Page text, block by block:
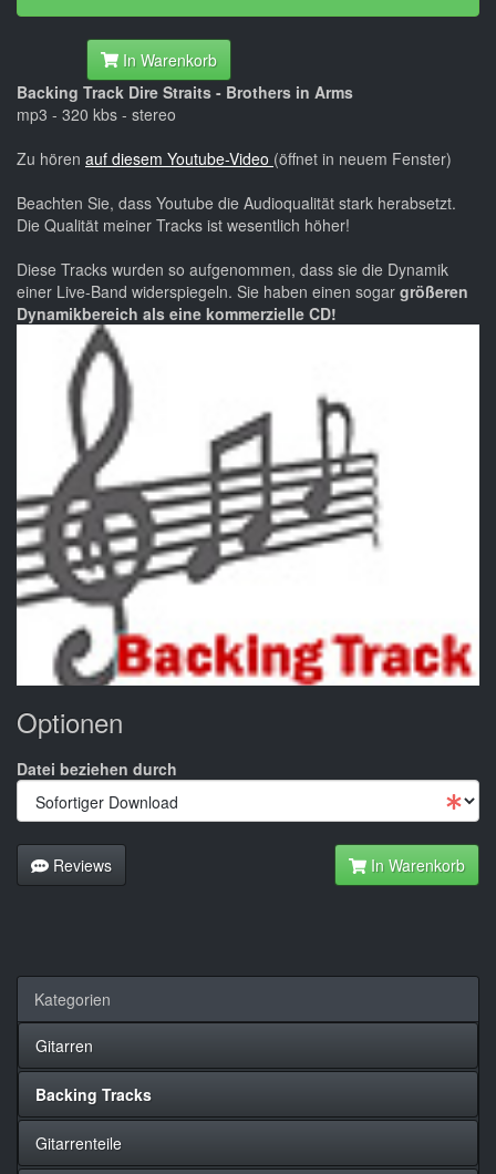
In Warenkorb
Backing Track Dire Straits - Brothers in Arms
mp3 - 320 kbs - stereo
Zu hören auf diesem Youtube-Video (öffnet in neuem Fenster)
Beachten Sie, dass Youtube die Audioqualität stark herabsetzt.
Die Qualität meiner Tracks ist wesentlich höher!
Diese Tracks wurden so aufgenommen, dass sie die Dynamik
einer Live-Band widerspiegeln. Sie haben einen sogar größeren
Dynamikbereich als eine kommerzielle CD!
Optionen
Datei beziehen durch
Reviews In Warenkorb
Kategorien
Gitarren
Backing Tracks
Gitarrenteile